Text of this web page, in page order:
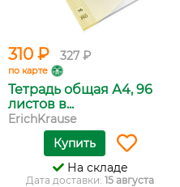
310 ₽ 327 ₽
по карте
Тетрадь общая А4, 96
листов в...
ErichKrause
Купить
На складе
Дата доставки: 15 августа